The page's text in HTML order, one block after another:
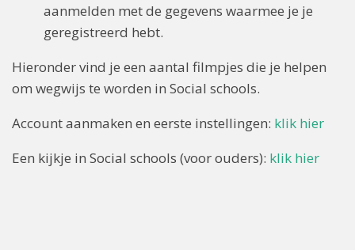
aanmelden met de gegevens waarmee je je
geregistreerd hebt.
Hieronder vind je een aantal filmpjes die je helpen
om wegwijs te worden in Social schools.
Account aanmaken en eerste instellingen: klik hier
Een kijkje in Social schools (voor ouders): klik hier